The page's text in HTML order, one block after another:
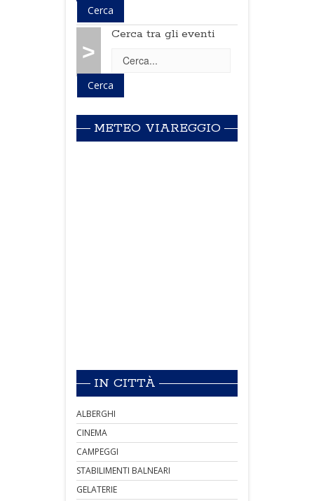
>
Cerca tra gli eventi
METEO VIAREGGIO
IN CITTÀ
ALBERGHI
CINEMA
CAMPEGGI
STABILIMENTI BALNEARI
GELATERIE